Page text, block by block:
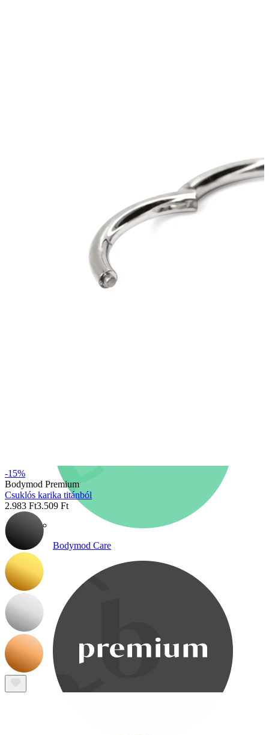
3-at fizetsz, 4-et vihetsz
Bodymod Care
-15%
Bodymod Premium
Csuklós karika titánból
2.983 Ft3.509 Ft